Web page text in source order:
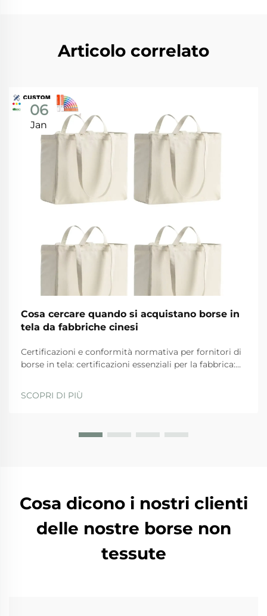
Articolo correlato
06
Jan
Cosa cercare quando si acquistano borse in
tela da fabbriche cinesi
Certificazioni e conformità normativa per fornitori di
borse in tela: certificazioni essenziali per la fabbrica:
effettivamente garantiscono. Quando si valutano i
fornitori, le aziende dovrebbero privilegiare quelli
SCOPRI DI PIÙ
Cosa dicono i nostri clienti
delle nostre borse non
tessute